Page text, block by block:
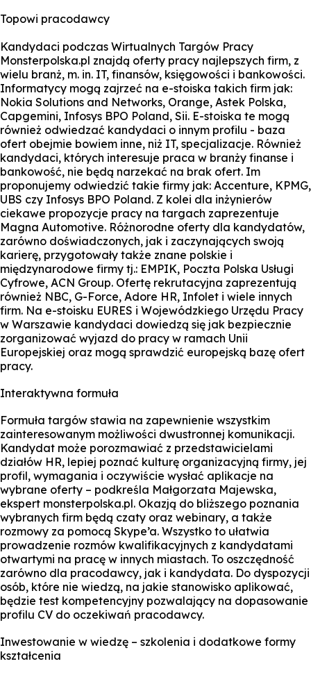
Topowi pracodawcy
Kandydaci podczas Wirtualnych Targów Pracy
Monsterpolska.pl znajdą oferty pracy najlepszych firm, z
wielu branż, m. in. IT, finansów, księgowości i bankowości.
Informatycy mogą zajrzeć na e-stoiska takich firm jak:
Nokia Solutions and Networks, Orange, Astek Polska,
Capgemini, Infosys BPO Poland, Sii. E-stoiska te mogą
również odwiedzać kandydaci o innym profilu - baza
ofert obejmie bowiem inne, niż IT, specjalizacje. Również
kandydaci, których interesuje praca w branży finanse i
bankowość, nie będą narzekać na brak ofert. Im
proponujemy odwiedzić takie firmy jak: Accenture, KPMG,
UBS czy Infosys BPO Poland. Z kolei dla inżynierów
ciekawe propozycje pracy na targach zaprezentuje
Magna Automotive. Różnorodne oferty dla kandydatów,
zarówno doświadczonych, jak i zaczynających swoją
karierę, przygotowały także znane polskie i
międzynarodowe firmy tj.: EMPIK, Poczta Polska Usługi
Cyfrowe, ACN Group. Ofertę rekrutacyjna zaprezentują
również NBC, G-Force, Adore HR, Infolet i wiele innych
firm. Na e-stoisku EURES i Wojewódzkiego Urzędu Pracy
w Warszawie kandydaci dowiedzą się jak bezpiecznie
zorganizować wyjazd do pracy w ramach Unii
Europejskiej oraz mogą sprawdzić europejską bazę ofert
pracy.
Interaktywna formuła
Formuła targów stawia na zapewnienie wszystkim
zainteresowanym możliwości dwustronnej komunikacji.
Kandydat może porozmawiać z przedstawicielami
działów HR, lepiej poznać kulturę organizacyjną firmy, jej
profil, wymagania i oczywiście wysłać aplikacje na
wybrane oferty – podkreśla Małgorzata Majewska,
ekspert monsterpolska.pl. Okazją do bliższego poznania
wybranych firm będą czaty oraz webinary, a także
rozmowy za pomocą Skype’a. Wszystko to ułatwia
prowadzenie rozmów kwalifikacyjnych z kandydatami
otwartymi na pracę w innych miastach. To oszczędność
zarówno dla pracodawcy, jak i kandydata. Do dyspozycji
osób, które nie wiedzą, na jakie stanowisko aplikować,
będzie test kompetencyjny pozwalający na dopasowanie
profilu CV do oczekiwań pracodawcy.
Inwestowanie w wiedzę – szkolenia i dodatkowe formy
kształcenia